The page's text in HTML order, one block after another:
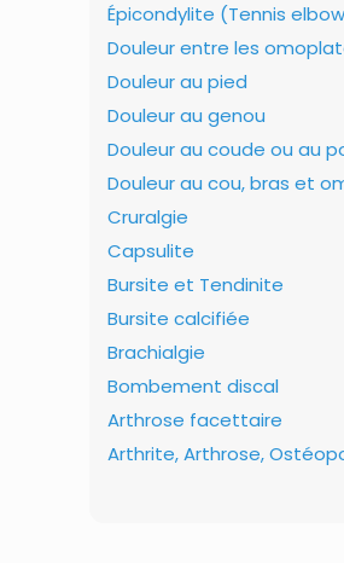
Épicondylite (Tennis
Douleur entre les
Douleur au pied
Douleur au genou
Douleur au coude ou au
Douleur au cou, bras et
Cruralgie
Capsulite
Bursite et Tendinite
Bursite calcifiée
Brachialgie
Bombement discal
Arthrose facettaire
Arthrite, Arthrose,